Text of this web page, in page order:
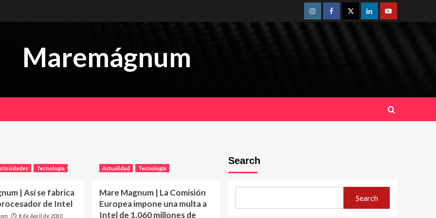
InstagramFacebookTwitterLinkedinYoutube
Maremágnum
Tecnología
| Así se fabrica
de Intel
8 de April de 2010
Actualidad Tecnología
Mare Magnum | La Comisión
Europea impone una multa a
Intel de 1.060 millones de
Search
Search